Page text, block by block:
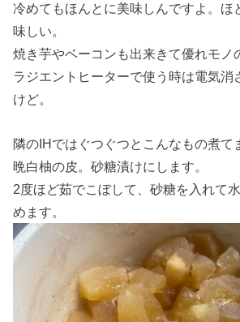
冷めてもほんとに美味しんですよ。ほ
味しい。
焼き芋やベーコンも出来きて優れモノ
ラジエントヒーターで使う時は電気消
けど。
隣のIHではぐつぐつとこんなもの煮て
晩白柚の皮。砂糖漬けにします。
2度ほど茹でこぼして、砂糖を入れて
めます。